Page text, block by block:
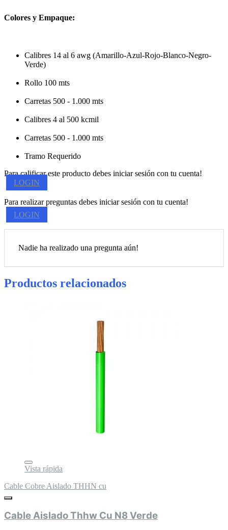
Colores y Empaque:
Calibres 14 al 6 awg (Amarillo-Azul-Rojo-Blanco-Negro-
Verde)
Rollo 100 mts
Carretas 500 - 1.000 mts
Calibres 4 al 500 kcmil
Carretas 500 - 1.000 mts
Tramo Requerido
Para calificar este producto debes iniciar sesión con tu cuenta!
LOGIN
Para realizar preguntas debes iniciar sesión con tu cuenta!
LOGIN
Nadie ha realizado una pregunta aún!
Productos relacionados
Vista rápida
Cable Cobre Aislado THHN cu
Cable Aislado Thhw Cu N8 Verde